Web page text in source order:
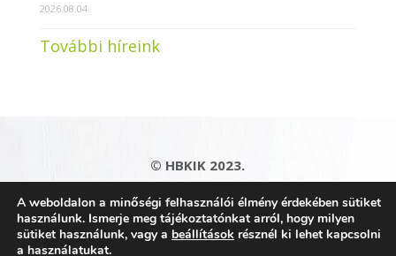
2026.08.04.
További híreink
© HBKIK 2023.
Adatkezelési tájékoztató|Impresszum|
Kapcsolat|Honlaptérkép
A weboldalon a minőségi felhasználói élmény érdekében sütiket
használunk. Ismerje meg tájékoztatónkat arról, hogy milyen
sütiket használunk, vagy a beállítások résznél ki lehet kapcsolni
a használatukat.